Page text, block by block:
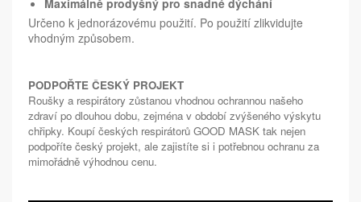
Maximálně prodyšný pro snadné dýchání
Určeno k jednorázovému použití. Po použití zlikvidujte
vhodným způsobem.
PODPOŘTE ČESKÝ PROJEKT
Roušky a respirátory zůstanou vhodnou ochrannou našeho
zdraví po dlouhou dobu, zejména v období zvýšeného výskytu
chřipky. Koupí českých respirátorů GOOD MASK tak nejen
podpoříte český projekt, ale zajistíte si i potřebnou ochranu za
mimořádně výhodnou cenu.